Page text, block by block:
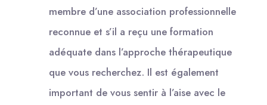
membre d’une association professionnelle
reconnue et s’il a reçu une formation
adéquate dans l’approche thérapeutique
que vous recherchez. Il est également
important de vous sentir à l’aise avec le